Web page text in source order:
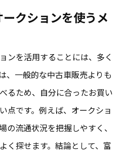
クションを使うメ
ンを活用することには、多く
、一般的な中古車販売よりも
るため、自分に合ったお買い
点です。例えば、オークショ
の流通状況を把握しやすく、
く探せます。結論として、富